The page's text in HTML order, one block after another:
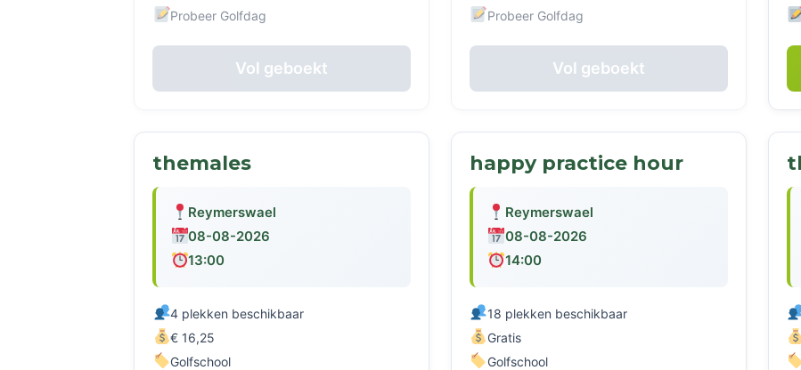
Probeer Golfdag
Vol geboekt
Probeer Golfdag
Vol geboekt
themales
Reymerswael
08-08-2026
13:00
4 plekken beschikbaar
€ 16,25
Golfschool
happy practice hour
Reymerswael
08-08-2026
14:00
18 plekken beschikbaar
Gratis
Golfschool